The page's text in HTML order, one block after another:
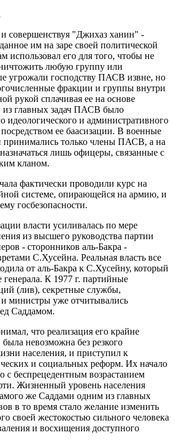
совершенствуя "Джихаз ханин" -
им на заре своей политической
использовал его для того, чтобы не
любую группу или
угрожали господству ПАСВ извне, но
фракции и группы внутри
рукой сплачивая ее на основе
главных задач ПАСВ было
идеологического и административного
ее баасизации. В военные
принимались только члены ПАСВ, а на
лишь офицеры, связанные с
кланом.
фактически проводили курс на
системе, опирающейся на армию, и
госбезопасности.
власти усиливалась по мере
из высшего руководства партии
- сторонников аль-Бакра -
С.Хусейна. Реальная власть все
от аль-Бакра к С.Хусейну, который
К 1977 г. партийные
(лив), секретные службы,
министры уже отчитывались
Саддамом.
что реализация его крайне
невозможна без резкого
населения, и приступил к
и социальных реформ. Их начало
с беспрецедентным возрастанием
Жизненный уровень населения
же Саддами одним из главных
в то время стало желание изменить
своей жестокостью сильного человека
и восхищения доступного